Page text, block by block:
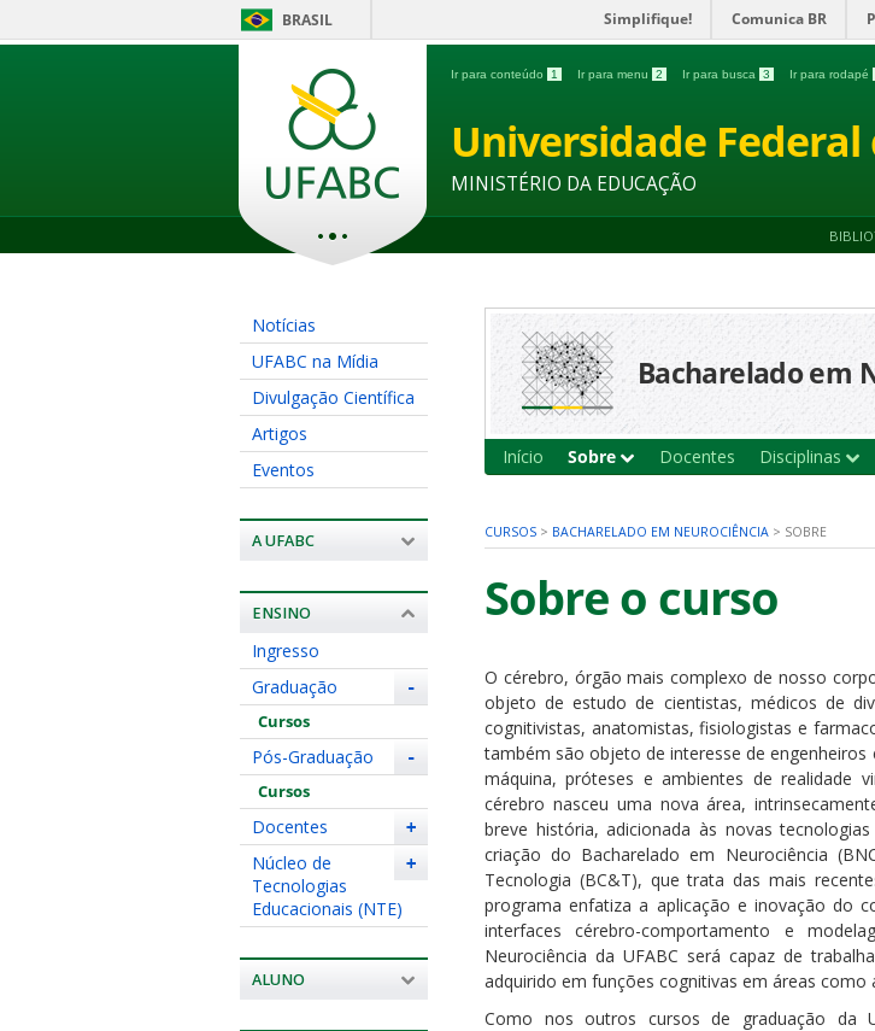
BRASIL Simplifique! Comunica BR
Ir para conteúdo 1 Ir para menu 2 Ir para busca 3 Ir para rodapé
Universidade Federal
MINISTÉRIO DA EDUCAÇÃO
Notícias
UFABC na Mídia
Divulgação Científica
Artigos
Eventos
A UFABC
ENSINO
Ingresso
-
Graduação
Cursos
-
Pós-Graduação
Cursos
+
Docentes
+
Núcleo de
Tecnologias
Educacionais (NTE)
ALUNO
Bacharelado em
Início Sobre Docentes Disciplinas
CURSOS > BACHARELADO EM NEUROCIÊNCIA > SOBRE
Sobre o curso
O cérebro, órgão mais complexo de nosso
objeto de estudo de cientistas, médicos de
cognitivistas, anatomistas, fisiologistas e
também são objeto de interesse de
máquina, próteses e ambientes de realidade
cérebro nasceu uma nova área,
breve história, adicionada às novas
criação do Bacharelado em Neurociência
Tecnologia (BC&T), que trata das mais
programa enfatiza a aplicação e inovação do
interfaces cérebro-comportamento e
Neurociência da UFABC será capaz de
adquirido em funções cognitivas em áreas como
Como nos outros cursos de graduação da